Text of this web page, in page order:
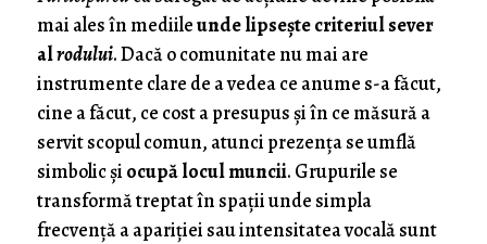
mai ales în mediileunde lipsește criteriul sever
alrodului. Dacă o comunitate nu mai are
instrumente clare de a vedea ce anume s-a făcut,
cine a făcut, ce cost a presupus și în ce măsură a
servit scopul comun, atunci prezența se umflă
simbolic și ocupă locul muncii. Grupurile se
transformă treptat în spații unde simpla
frecvență a apariției sau intensitatea vocală sunt